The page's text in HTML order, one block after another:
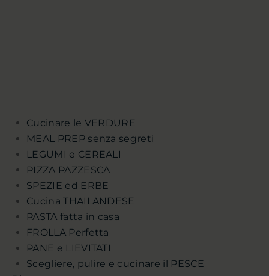
Cucinare le VERDURE
MEAL PREP senza segreti
LEGUMI e CEREALI
PIZZA PAZZESCA
SPEZIE ed ERBE
Cucina THAILANDESE
PASTA fatta in casa
FROLLA Perfetta
PANE e LIEVITATI
Scegliere, pulire e cucinare il PESCE